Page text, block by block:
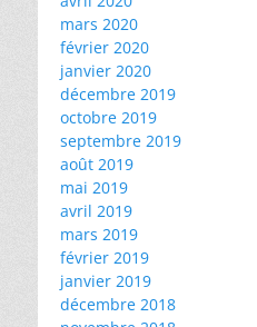
mars 2020
février 2020
janvier 2020
décembre 2019
octobre 2019
septembre 2019
août 2019
mai 2019
avril 2019
mars 2019
février 2019
janvier 2019
décembre 2018